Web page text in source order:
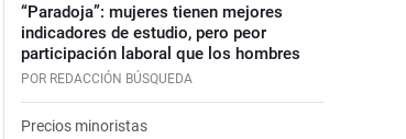
“Paradoja”: mujeres tienen mejores
indicadores de estudio, pero peor
participación laboral que los hombres
POR REDACCIÓN BÚSQUEDA
Precios minoristas